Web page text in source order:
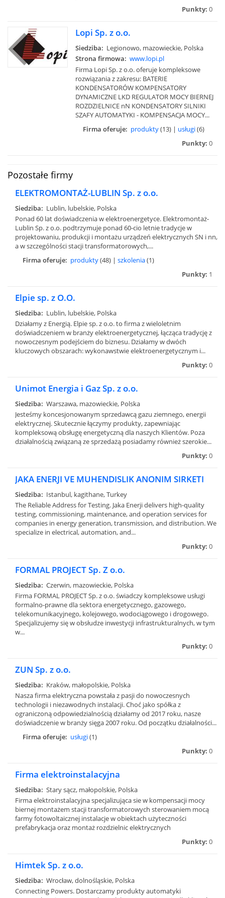
Punkty: 0
Lopi Sp. z o.o.
Siedziba: Legionowo, mazowieckie, Polska
Strona firmowa: www.lopi.pl
Firma Lopi Sp. z o.o. oferuje kompleksowe
rozwiązania z zakresu: BATERIE
KONDENSATORÓW KOMPENSATORY
DYNAMICZNE LKD REGULATOR MOCY BIERNEJ
ROZDZIELNICE nN KONDENSATORY SILNIKI
SZAFY AUTOMATYKI - KOMPENSACJA MOCY...
Firma oferuje: produkty(13) | usługi(6)
Punkty: 0
Pozostałe firmy
ELEKTROMONTAŻ-LUBLIN Sp. z o.o.
Siedziba: Lublin, lubelskie, Polska
Ponad 60 lat doświadczenia w elektroenergetyce. Elektromontaż-
Lublin Sp. z o.o. podtrzymuje ponad 60-cio letnie tradycje w
projektowaniu, produkcji i montażu urządzeń elektrycznych SN i nn,
a w szczególności stacji transformatorowych,...
Firma oferuje: produkty(48) | szkolenia(1)
Punkty: 1
Elpie sp. z O.O.
Siedziba: Lublin, lubelskie, Polska
Działamy z Energią. Elpie sp. z o.o. to firma z wieloletnim
doświadczeniem w branży elektroenergetycznej, łącząca tradycję z
nowoczesnym podejściem do biznesu. Działamy w dwóch
kluczowych obszarach: wykonawstwie elektroenergetycznym i...
Punkty: 0
Unimot Energia i Gaz Sp. z o.o.
Siedziba: Warszawa, mazowieckie, Polska
Jesteśmy koncesjonowanym sprzedawcą gazu ziemnego, energii
elektrycznej. Skutecznie łączymy produkty, zapewniając
kompleksową obsługę energetyczną dla naszych Klientów. Poza
działalnością związaną ze sprzedażą posiadamy również szerokie...
Punkty: 0
JAKA ENERJI VE MUHENDISLIK ANONIM SIRKETI
Siedziba: Istanbul, kagithane, Turkey
The Reliable Address for Testing. Jaka Enerji delivers high-quality
testing, commissioning, maintenance, and operation services for
companies in energy generation, transmission, and distribution. We
specialize in electrical, automation, and...
Punkty: 0
FORMAL PROJECT Sp. Z o.o.
Siedziba: Czerwin, mazowieckie, Polska
Firma FORMAL PROJECT Sp. z o.o. świadczy kompleksowe usługi
formalno-prawne dla sektora energetycznego, gazowego,
telekomunikacyjnego, kolejowego, wodociągowego i drogowego.
Specjalizujemy się w obsłudze inwestycji infrastrukturalnych, w tym
w...
Punkty: 0
ZUN Sp. z o.o.
Siedziba: Kraków, małopolskie, Polska
Nasza firma elektryczna powstała z pasji do nowoczesnych
technologii i niezawodnych instalacji. Choć jako spółka z
ograniczoną odpowiedzialnością działamy od 2017 roku, nasze
doświadczenie w branży sięga 2007 roku. Od początku działalności...
Firma oferuje: usługi(1)
Punkty: 0
Firma elektroinstalacyjna
Siedziba: Stary sącz, małopolskie, Polska
Firma elektroinstalacyjna specjalizująca sie w kompensacji mocy
biernej montażem stacji transformatorowych sterowaniem mocą
farmy fotowoltaicznej instalacje w obiektach użyteczności
prefabrykacja oraz montaż rozdzielnic elektrycznych
Punkty: 0
Himtek Sp. z o.o.
Siedziba: Wrocław, dolnośląskie, Polska
Connecting Powers. Dostarczamy produkty automatyki